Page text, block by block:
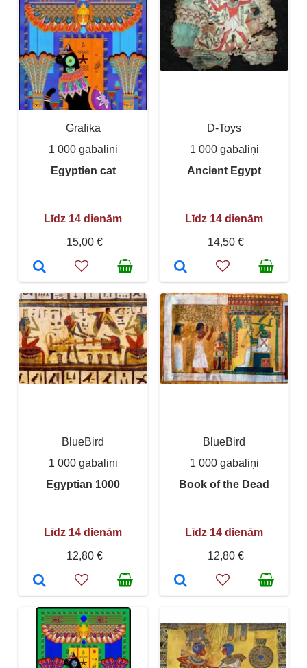
Grafika
1 000 gabaliņi
Egyptien cat
Līdz 14 dienām
15,00 €
D-Toys
1 000 gabaliņi
Ancient Egypt
Līdz 14 dienām
14,50 €
BlueBird
1 000 gabaliņi
Egyptian 1000
Līdz 14 dienām
12,80 €
BlueBird
1 000 gabaliņi
Book of the Dead
Līdz 14 dienām
12,80 €